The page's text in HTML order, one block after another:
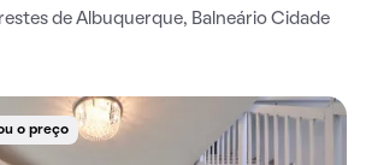
de Albuquerque, Balneário Cidade
o preço